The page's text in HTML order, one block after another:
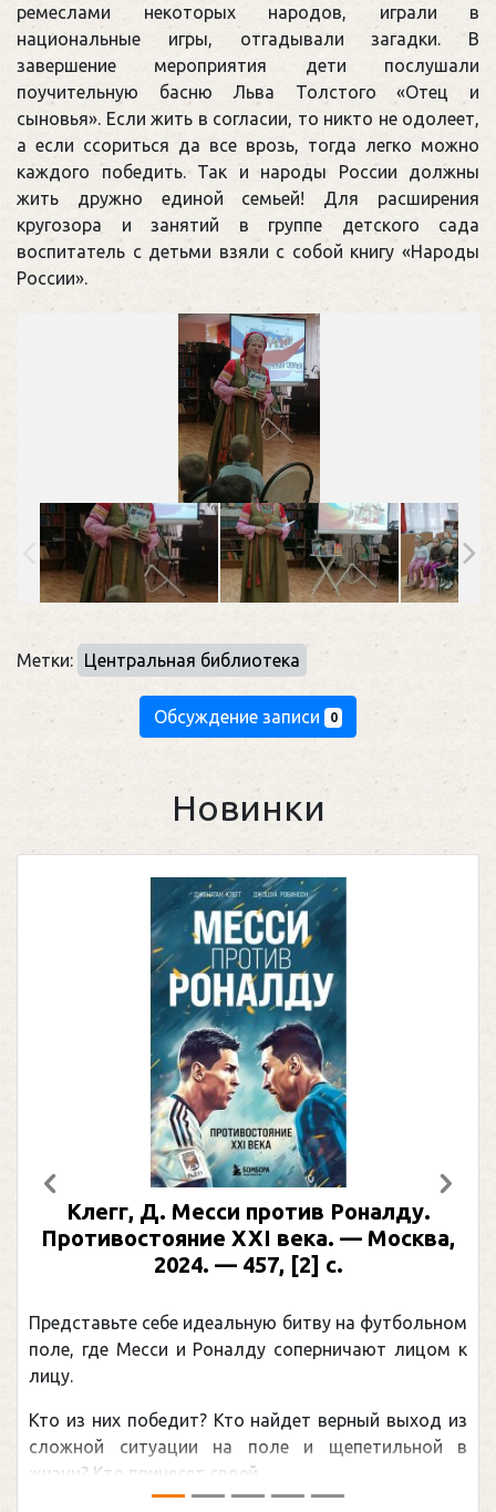
ремеслами некоторых народов, играли в
национальные игры, отгадывали загадки. В
завершение мероприятия дети послушали
поучительную басню Льва Толстого «Отец и
сыновья». Если жить в согласии, то никто не одолеет,
а если ссориться да все врозь, тогда легко можно
каждого победить. Так и народы России должны
жить дружно единой семьей! Для расширения
кругозора и занятий в группе детского сада
воспитатель с детьми взяли с собой книгу «Народы
России».
Метки: Центральная библиотека
Обсуждение записи 0
Новинки
Клегг, Д. Месси против Роналду.
Противостояние XXI века. — Москва,
2024. — 457, [2] с.
Представьте себе идеальную битву на футбольном
поле, где Месси и Роналду соперничают лицом к
лицу.
Кто из них победит? Кто найдет верный выход из
сложной ситуации на поле и щепетильной в
жизни? Кто принесет своей ...
Предыдущий